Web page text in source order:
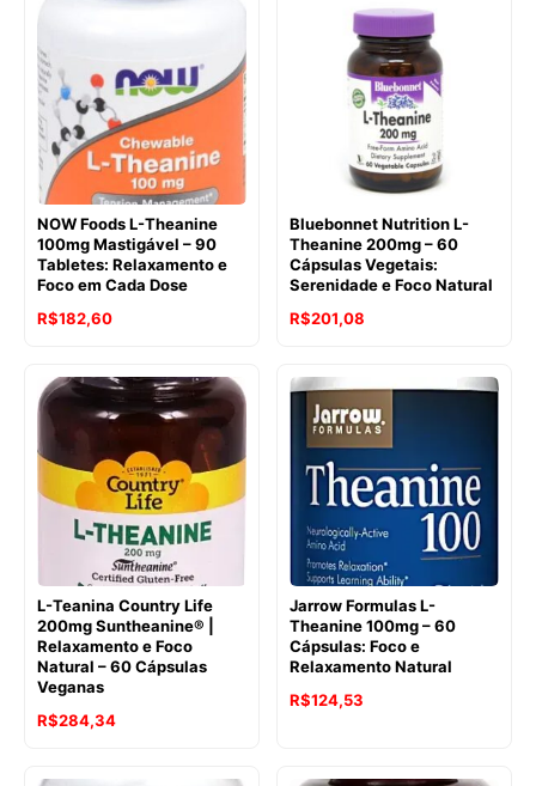
R$523,69.
R$311,64.R$254,57.
NOW Foods L-Theanine
100mg Mastigável – 90
Tabletes: Relaxamento e
Foco em Cada Dose
O
original
era:
R$182,60O
atual
é:
Bluebonnet Nutrition L-
Theanine 200mg – 60
Cápsulas Vegetais:
Serenidade e Foco Natural
O
original
era:
R$240,92.
R$201,08
é:
R$201,08.
L-Teanina Country Life
200mg Suntheanine® |
Relaxamento e Foco
Natural – 60 Cápsulas
Veganas
O
original
R$284,34O
Jarrow Formulas L-
Theanine 100mg – 60
Cápsulas: Foco e
Relaxamento Natural
O
R$124,53